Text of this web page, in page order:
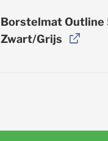
Borstelmat Outline
Zwart/Grijs